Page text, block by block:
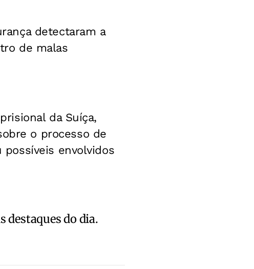
detectaram a
de malas
da Suíça,
o processo de
envolvidos
destaques do dia.